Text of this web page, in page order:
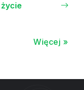
Więcej »